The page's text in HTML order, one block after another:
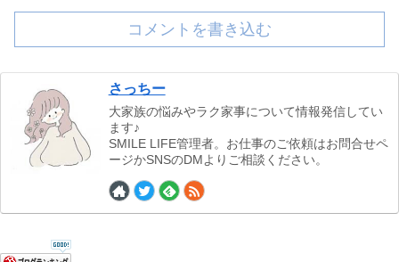
コメントを書き込む
さっちー
大家族の悩みやラク家事について情報発信してい
ます♪
SMILE LIFE管理者。お仕事のご依頼はお問合せペ
ージかSNSのDMよりご相談ください。